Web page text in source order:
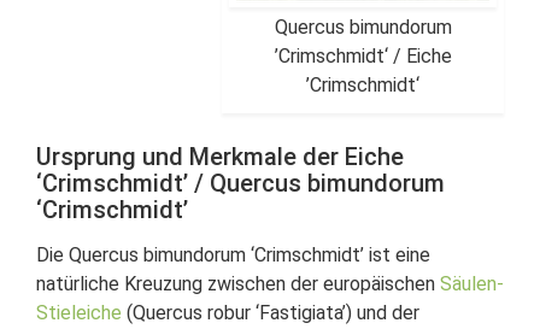
Quercus bimundorum
’Crimschmidt‘ / Eiche
’Crimschmidt‘
Ursprung und Merkmale der Eiche
‘Crimschmidt’ / Quercus bimundorum
‘Crimschmidt’
Die Quercus bimundorum ‘Crimschmidt’ ist eine
natürliche Kreuzung zwischen der europäischen Säulen-
Stieleiche (Quercus robur ‘Fastigiata’) und der